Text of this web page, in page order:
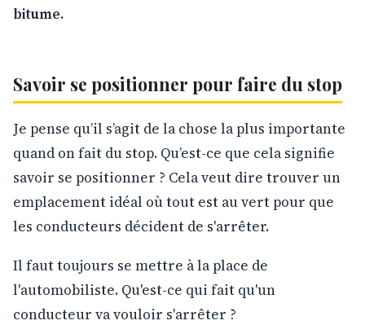
bitume.
Savoir se positionner pour faire du stop
Je pense qu’il s’agit de la chose la plus importante
quand on fait du stop. Qu’est-ce que cela signifie
savoir se positionner ? Cela veut dire trouver un
emplacement idéal où tout est au vert pour que
les conducteurs décident de s'arrêter.
Il faut toujours se mettre à la place de
l'automobiliste. Qu'est-ce qui fait qu'un
conducteur va vouloir s'arrêter ?